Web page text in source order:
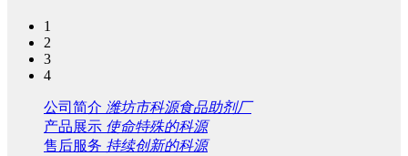
1
2
3
4
公司简介 潍坊市科源食品助剂厂
产品展示 使命特殊的科源
售后服务 持续创新的科源